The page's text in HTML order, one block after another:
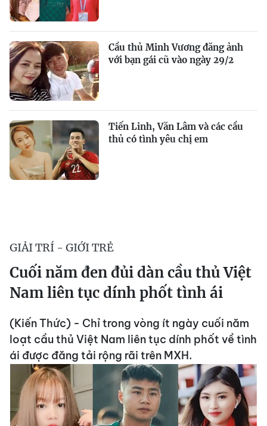
Cầu thủ Minh Vương đăng ảnh
với bạn gái cũ vào ngày 29/2
Tiến Linh, Văn Lâm và các cầu
thủ có tình yêu chị em
GIẢI TRÍ - GIỚI TRẺ
Cuối năm đen đủi dàn cầu thủ Việt
Nam liên tục dính phốt tình ái
(Kiến Thức) - Chỉ trong vòng ít ngày cuối năm
loạt cầu thủ Việt Nam liên tục dính phốt về tình
ái được đăng tải rộng rãi trên MXH.